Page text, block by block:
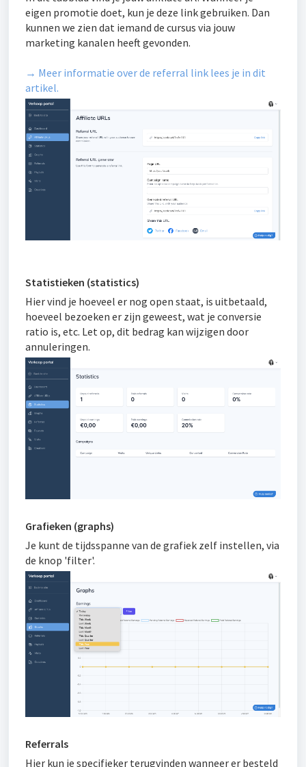
eigen promotie doet, kun je deze link gebruiken. Dan
kunnen we zien dat iemand de cursus via jouw
marketing kanalen heeft gevonden.
→ Meer informatie over de referral link lees je in dit
artikel.
Statistieken (statistics)
Hier vind je hoeveel er nog open staat, is uitbetaald,
hoeveel bezoeken er zijn geweest, wat je conversie
ratio is, etc. Let op, dit bedrag kan wijzigen door
annuleringen.
Grafieken (graphs)
Je kunt de tijdsspanne van de grafiek zelf instellen, via
de knop 'filter'.
Referrals
Hier kun je specifieker terugvinden wanneer er besteld